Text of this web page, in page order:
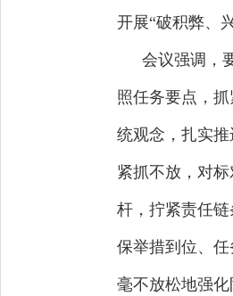
开展“破积弊、
会议强调，
照任务要点，
统观念，扎实
紧抓不放，对
杆，拧紧责任
保举措到位、
毫不放松地强